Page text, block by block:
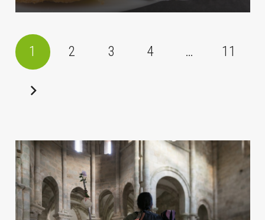
1 2 3 4 … 11